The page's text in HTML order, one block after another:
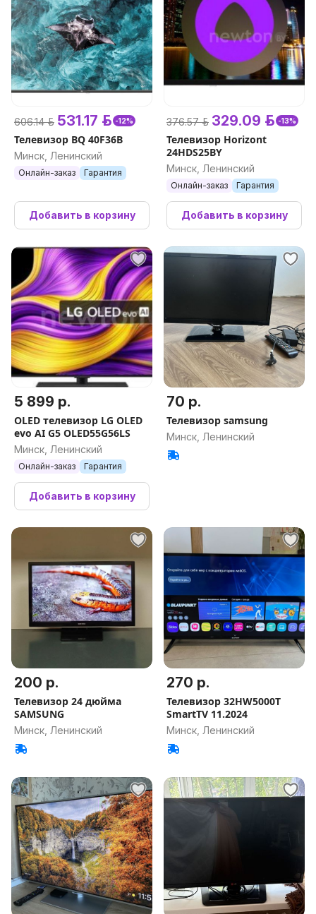
606.14 р. 531.17 р. -12%
Телевизор BQ 40F36B
Минск, Ленинский
Онлайн-заказ Гарантия
Добавить в корзину
376.57 р. 329.09 р. -13%
Телевизор Horizont
24HDS25BY
Минск, Ленинский
Онлайн-заказ Гарантия
Добавить в корзину
5 899 р.
OLED телевизор LG OLED
evo AI G5 OLED55G56LS
Минск, Ленинский
Онлайн-заказ Гарантия
Добавить в корзину
70 р.
Телевизор samsung
Минск, Ленинский
200 р.
Телевизор 24 дюйма
SAMSUNG
Минск, Ленинский
270 р.
Телевизор 32HW5000T
SmartTV 11.2024
Минск, Ленинский